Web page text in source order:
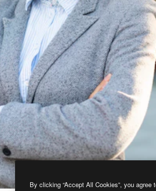
By clicking “Accept All Cookies”, you